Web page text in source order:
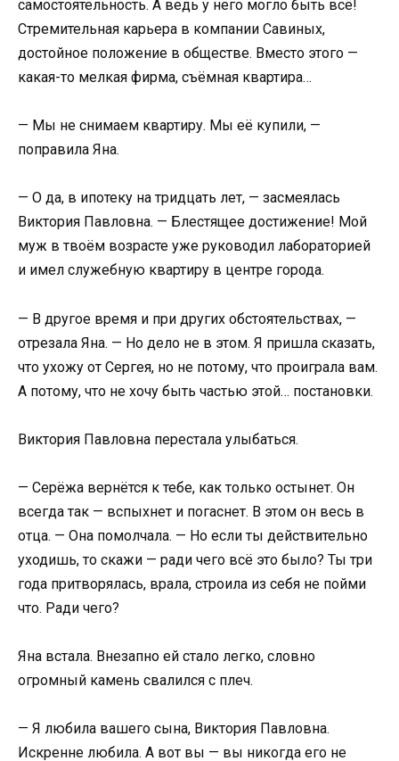
самостоятельность. А ведь у него могло быть всё!
Стремительная карьера в компании Савиных,
достойное положение в обществе. Вместо этого —
какая-то мелкая фирма, съёмная квартира…
— Мы не снимаем квартиру. Мы её купили, —
поправила Яна.
— О да, в ипотеку на тридцать лет, — засмеялась
Виктория Павловна. — Блестящее достижение! Мой
муж в твоём возрасте уже руководил лабораторией
и имел служебную квартиру в центре города.
— В другое время и при других обстоятельствах, —
отрезала Яна. — Но дело не в этом. Я пришла сказать,
что ухожу от Сергея, но не потому, что проиграла вам.
А потому, что не хочу быть частью этой… постановки.
Виктория Павловна перестала улыбаться.
— Серёжа вернётся к тебе, как только остынет. Он
всегда так — вспыхнет и погаснет. В этом он весь в
отца. — Она помолчала. — Но если ты действительно
уходишь, то скажи — ради чего всё это было? Ты три
года притворялась, врала, строила из себя не пойми
что. Ради чего?
Яна встала. Внезапно ей стало легко, словно
огромный камень свалился с плеч.
— Я любила вашего сына, Виктория Павловна.
Искренне любила. А вот вы — вы никогда его не